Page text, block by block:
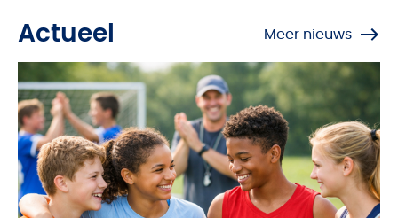
Actueel Meer nieuws